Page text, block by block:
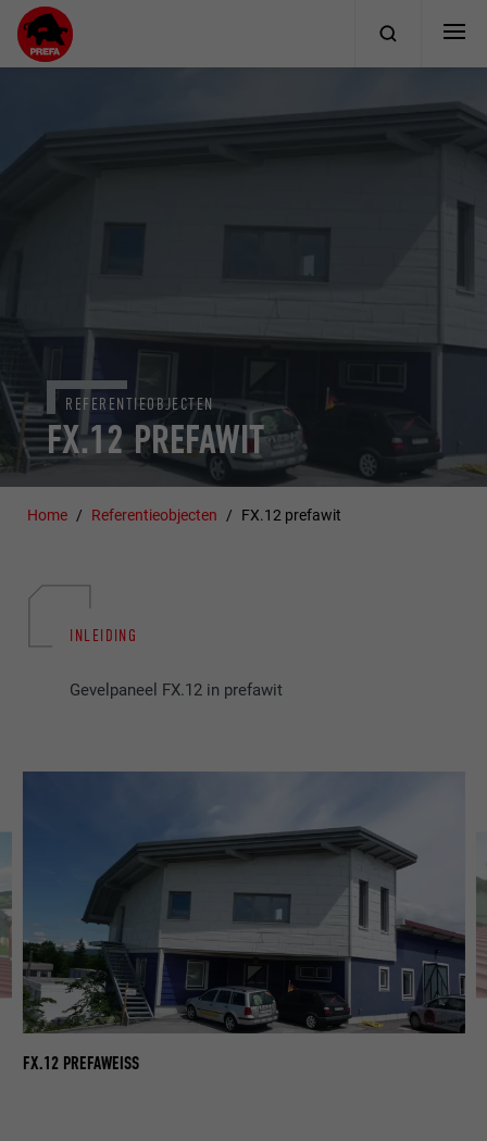
FX.12 PREFAWIT
REFERENTIEOBJECTEN
Home Referentieobjecten FX.12 prefawit
INLEIDING
Gevelpaneel FX.12 in prefawit
FX.12 PREFAWEISS